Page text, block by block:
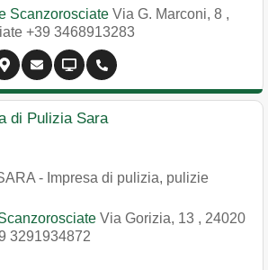
Scanzorosciate Via G. Marconi, 8 ,
+39 3468913283
di Pulizia Sara
- Impresa di pulizia, pulizie
Via Gorizia, 13 , 24020
3291934872